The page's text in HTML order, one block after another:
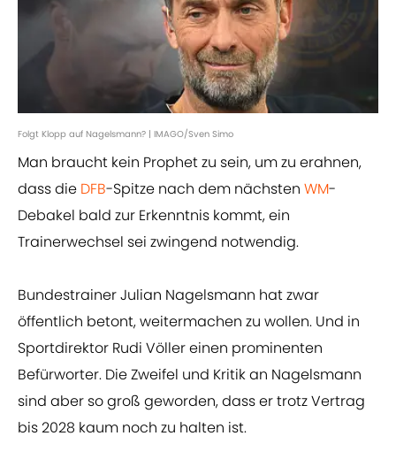
Folgt Klopp auf Nagelsmann? | IMAGO/Sven Simo
Man braucht kein Prophet zu sein, um zu erahnen,
dass die DFB-Spitze nach dem nächsten WM-
Debakel bald zur Erkenntnis kommt, ein
Trainerwechsel sei zwingend notwendig.
Bundestrainer Julian Nagelsmann hat zwar
öffentlich betont, weitermachen zu wollen. Und in
Sportdirektor Rudi Völler einen prominenten
Befürworter. Die Zweifel und Kritik an Nagelsmann
sind aber so groß geworden, dass er trotz Vertrag
bis 2028 kaum noch zu halten ist.